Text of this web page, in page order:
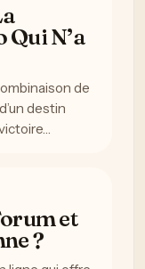
N’a
de
destin
et
?